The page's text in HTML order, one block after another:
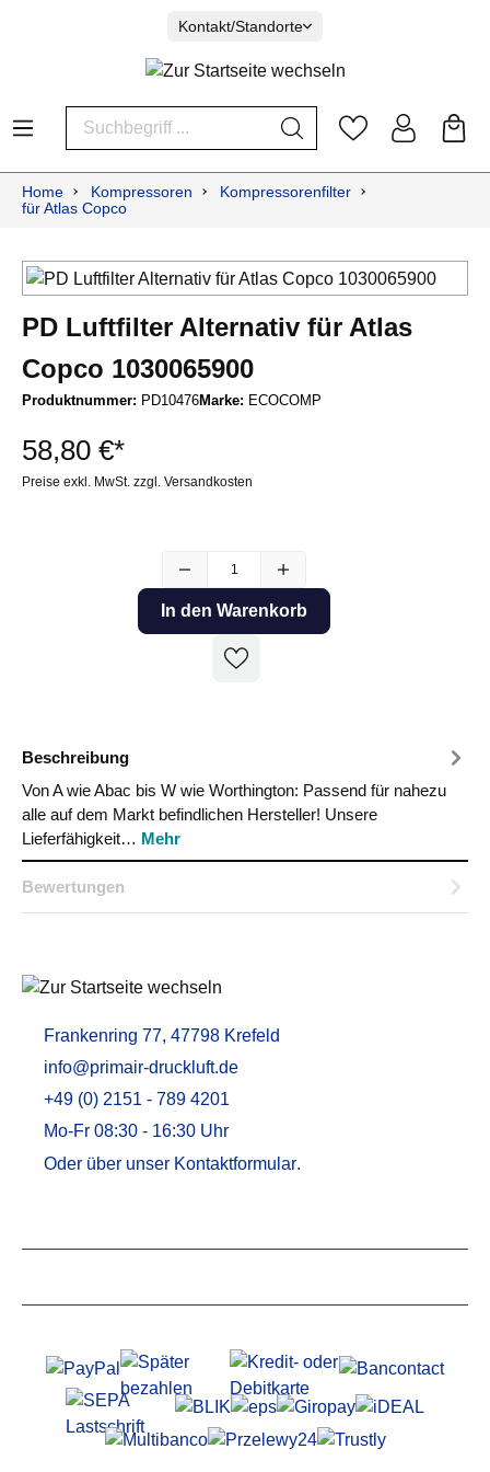
Kontakt/Standorte
Home Kompressoren
Kompressorenfilter
für Atlas Copco
PD Luftfilter Alternativ für Atlas
Copco 1030065900
Produktnummer: PD10476Marke: ECOCOMP
58,80 €*
Preise exkl. MwSt. zzgl. Versandkosten
In den Warenkorb
Beschreibung
Von A wie Abac bis W wie Worthington: Passend für nahezu
alle auf dem Markt befindlichen Hersteller! Unsere
Lieferfähigkeit… Mehr
Bewertungen
Frankenring 77, 47798 Krefeld
info@primair-druckluft.de
+49 (0) 2151 - 789 4201
Mo-Fr 08:30 - 16:30 Uhr
Oder über unser Kontaktformular.